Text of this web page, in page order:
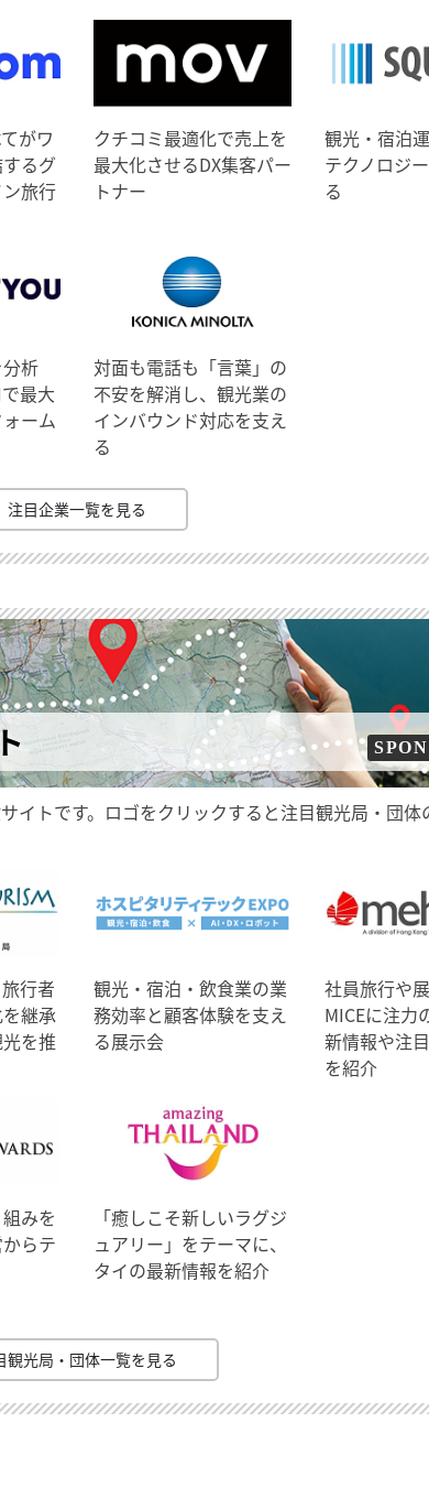
がワ
るグ
旅行
クチコミ最適化で売上を
最大化させるDX集客パー
トナー
観光・宿泊
テクノロジ
る
析
最大
ーム
対面も電話も「言葉」の
不安を解消し、観光業の
インバウンド対応を支え
る
注目企業一覧を見る
イトです。ロゴをクリックすると注目観光局・団体
行者
継承
を推
観光・宿泊・飲食業の業
務効率と顧客体験を支え
る展示会
社員旅行や
MICEに注力
新情報や注
を紹介
みを
らテ
「癒しこそ新しいラグジ
ュアリー」をテーマに、
タイの最新情報を紹介
観光局・団体一覧を見る